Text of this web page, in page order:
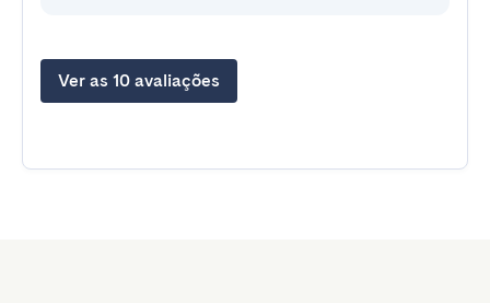
Ver as 10 avaliações